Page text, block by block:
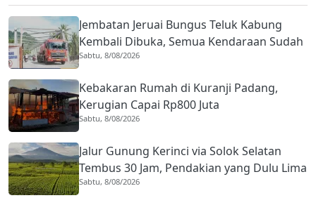
Jembatan Jeruai Bungus Teluk Kabung
Kembali Dibuka, Semua Kendaraan Sudah
Bisa Melintas
Sabtu, 8/08/2026
Kebakaran Rumah di Kuranji Padang,
Kerugian Capai Rp800 Juta
Sabtu, 8/08/2026
Jalur Gunung Kerinci via Solok Selatan
Tembus 30 Jam, Pendakian yang Dulu Lima
Hari Kini Lebih Singkat
Sabtu, 8/08/2026